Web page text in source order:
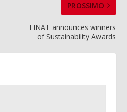
PROSSIMO
FINAT announces winners
of Sustainability Awards